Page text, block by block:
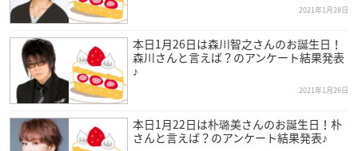
2021年1月28日
本日1月26日は森川智之さんのお誕生日！
森川さんと言えば？のアンケート結果発表
♪
2021年1月26日
本日1月22日は朴璐美さんのお誕生日！朴
さんと言えば？のアンケート結果発表♪